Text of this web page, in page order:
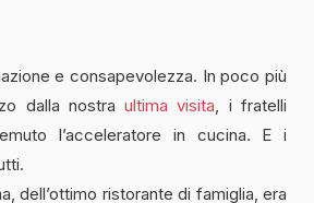
e consapevolezza. In poco più
dalla nostraultima visita , i fratelli
l’acceleratore in cucina. E i
dell’ottimo ristorante di famiglia, era